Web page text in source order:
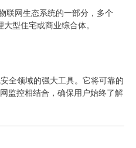
联网生态系统的一部分，多个
大型住宅或商业综合体。
全领域的强大工具。它将可靠的
监控相结合，确保用户始终了解